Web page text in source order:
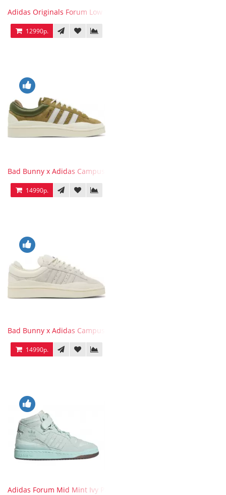
Adidas Originals Forum Low WB White Blue
12990р.
Bad Bunny x Adidas Campus Wild Moss
14990р.
Bad Bunny x Adidas Campus Light
14990р.
Adidas Forum Mid Mint Ivy Park